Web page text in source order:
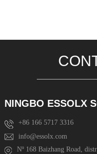
NINGBO ESSOLX
+86 166 5717 3316
info@essolx.com
Nº 168 Baizhang Road,